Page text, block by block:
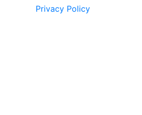
Privacy Policy